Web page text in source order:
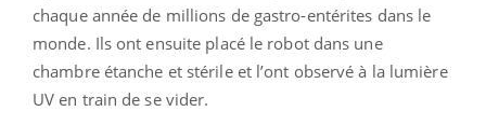
chaque année de millions de gastro-entérites dans le
monde. Ils ont ensuite placé le robot dans une
chambre étanche et stérile et l’ont observé à la lumière
UV en train de se vider.